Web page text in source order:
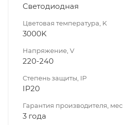
Светодиодная
Цветовая температура, K
3000K
Напряжение, V
220-240
Степень защиты, IP
IP20
Гарантия производителя, мес
3 года